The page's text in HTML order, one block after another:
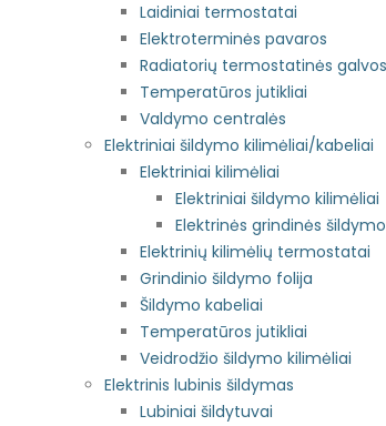
Laidiniai termostatai
Elektroterminės pavaros
Radiatorių termostatinės galvos
Temperatūros jutikliai
Valdymo centralės
Elektriniai šildymo kilimėliai/kabeliai
Elektriniai kilimėliai
Elektriniai šildymo kilimėliai
Elektrinės grindinės
Elektrinių kilimėlių termostatai
Grindinio šildymo folija
Šildymo kabeliai
Temperatūros jutikliai
Veidrodžio šildymo kilimėliai
Elektrinis lubinis šildymas
Lubiniai šildytuvai